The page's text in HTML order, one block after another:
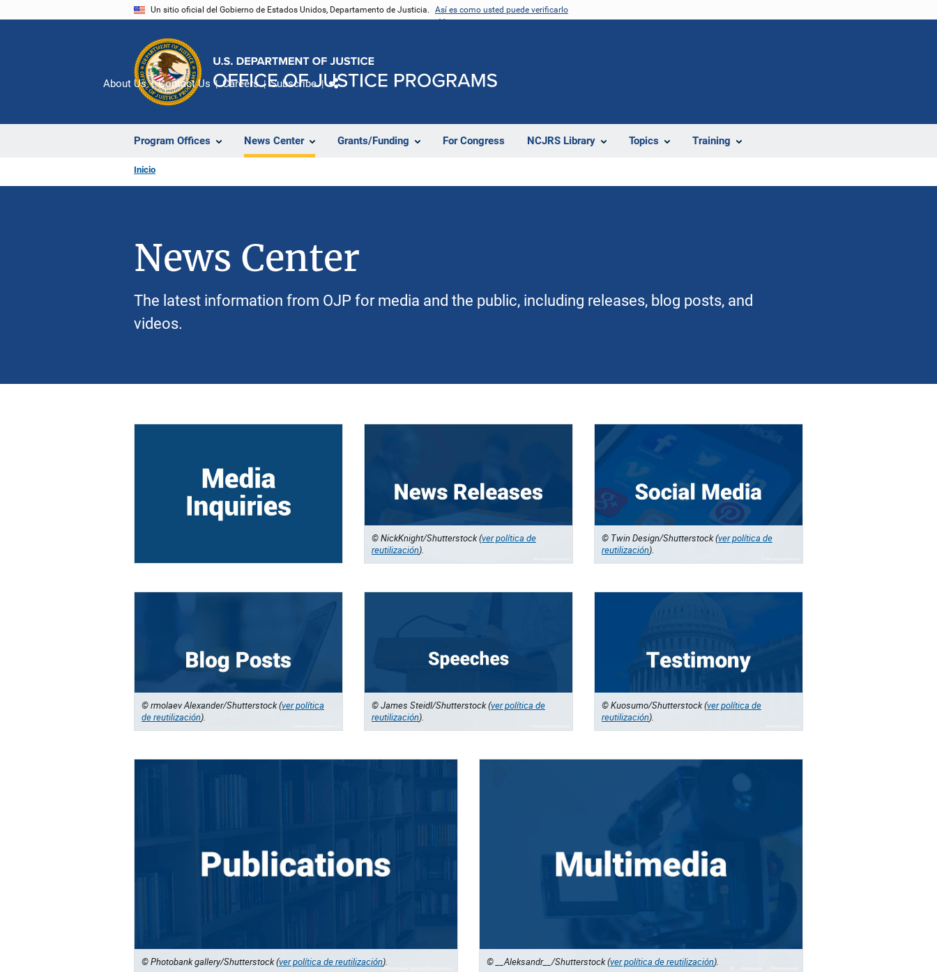
Un sitio oficial del Gobierno de Estados Unidos, Departamento de Justicia. Así es como usted puede verificarlo
Program Offices News Center Grants/Funding For Congress NCJRS Library Topics Training
About Us Contact Us Careers Subscribe
Inicio
News Center
The latest information from OJP for media and the public, including releases, blog posts, and
videos.
© NickKnight/Shutterstock (ver política de
reutilización).
© Twin Design/Shutterstock (ver política de
reutilización).
© rmolaev Alexander/Shutterstock (ver política
de reutilización).
© James Steidl/Shutterstock (ver política de
reutilización).
© Kuosumo/Shutterstock (ver política de
reutilización).
© Photobank gallery/Shutterstock (ver política de reutilización). © __Aleksandr__/Shutterstock (ver política de reutilización).